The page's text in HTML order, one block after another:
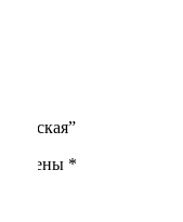
женская”
*